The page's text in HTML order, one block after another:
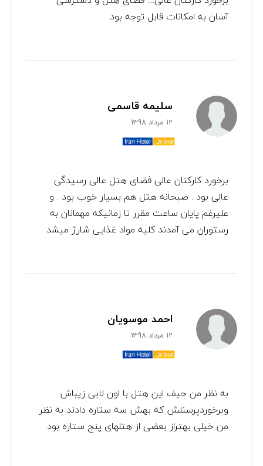
آسان به امکانات قابل توجه بود.
سلیمه قاسمی
12 مرداد 1398
برخورد کارکنان عالی فضای هتل عالی رسیدگی
عالی بود . صبحانه هتل هم بسیار خوب بود . و
علیرغم پایان ساعت مقرر تا زمانیکه مهمانان به
رستوران می آمدند کلیه مواد غذایی شارژ میشد
احمد موسویان
12 مرداد 1398
به نظر من حیف این هتل با اون لابی زیباش
وبرخوردپرسنلش که بهش سه ستاره دادند به نظر
من خیلی بهتراز بعضی از هتلهای پنج ستاره بود